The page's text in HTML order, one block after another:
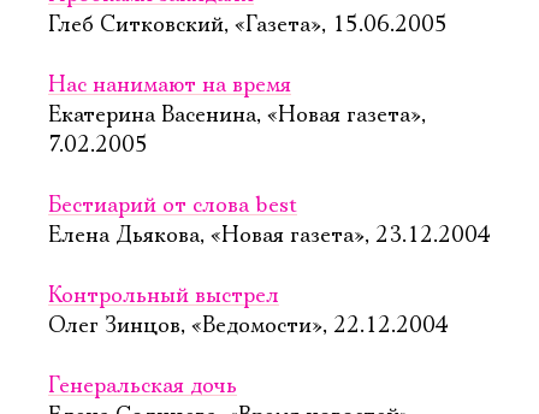
Глеб Ситковский, «Газета», 15.06.2005
Нас нанимают на время
Екатерина Васенина, «Новая газета»,
7.02.2005
Бестиарий от слова best
Елена Дьякова, «Новая газета», 23.12.2004
Контрольный выстрел
Олег Зинцов, «Ведомости», 22.12.2004
Генеральская дочь